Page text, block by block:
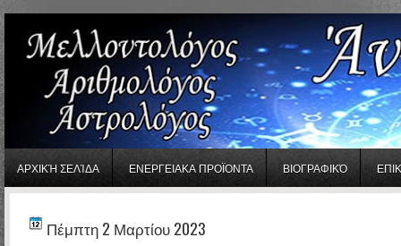
ΑΡΧΙΚΉ ΣΕΛΊΔΑ ΕΝΕΡΓΕΙΑΚΑ ΠΡΟΪΟΝΤΑ ΒΙΟΓΡΑΦΙΚΌ
Πέμπτη 2 Μαρτίου 2023